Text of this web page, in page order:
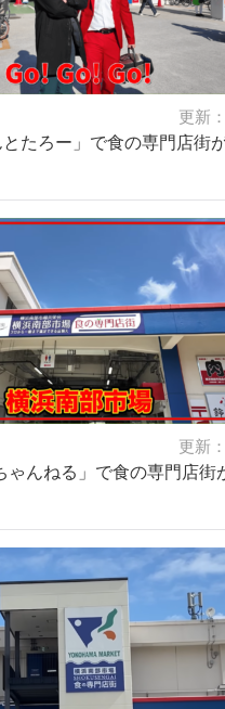
更新
たろー」で食の専門店街
更新
ゃんねる」で食の専門店街